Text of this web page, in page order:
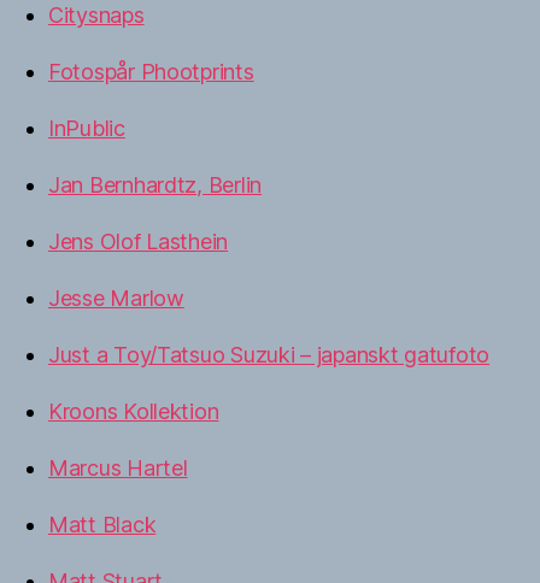
Citysnaps
Fotospår Phootprints
InPublic
Jan Bernhardtz, Berlin
Jens Olof Lasthein
Jesse Marlow
Just a Toy/Tatsuo Suzuki – japanskt gatufoto
Kroons Kollektion
Marcus Hartel
Matt Black